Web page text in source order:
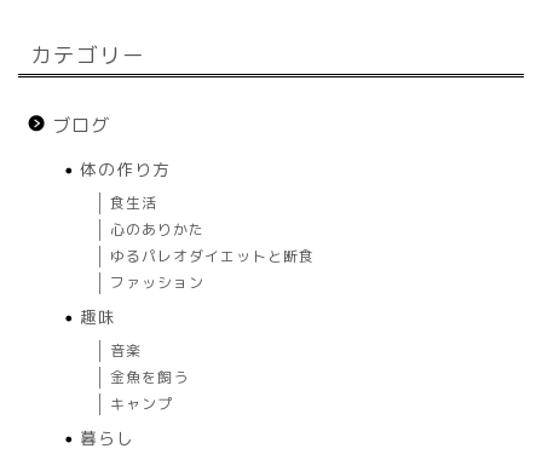
カテゴリー
ブログ
体の作り方
食生活
心のありかた
ゆるパレオダイエットと断食
ファッション
趣味
音楽
金魚を飼う
キャンプ
暮らし